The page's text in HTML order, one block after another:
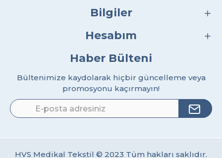
Bilgiler
Hesabım
Haber Bülteni
Bültenimize kaydolarak hiçbir güncelleme veya
promosyonu kaçırmayın!
HVS Medikal Tekstil © 2023 Tüm hakları saklıdır.